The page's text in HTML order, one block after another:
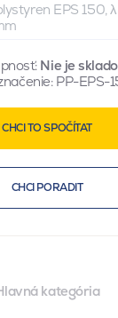
EPS 150,
Nie je
PP-EPS-
CHCI TO SPOČÍTAT
CHCI PORADIT
kategória